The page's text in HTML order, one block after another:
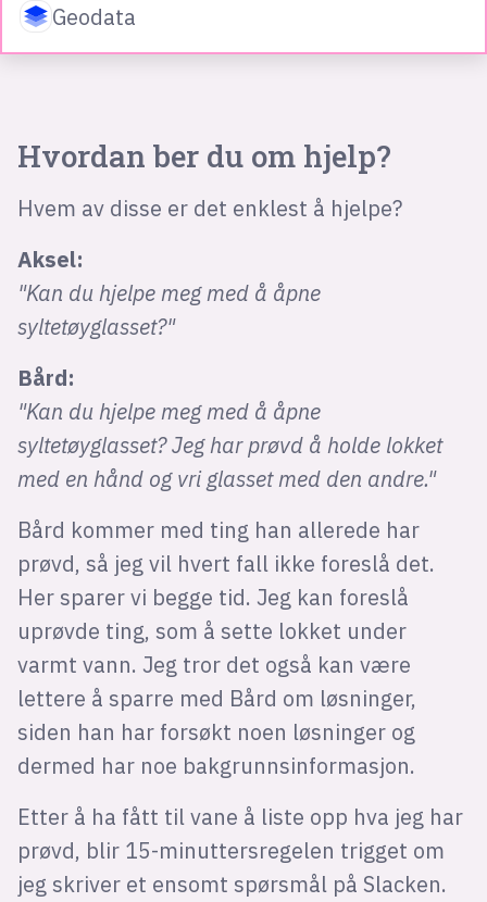
Geodata
Hvordan ber du om hjelp?
Hvem av disse er det enklest å hjelpe?
Aksel:
"Kan du hjelpe meg med å åpne
syltetøyglasset?"
Bård:
"Kan du hjelpe meg med å åpne
syltetøyglasset? Jeg har prøvd å holde lokket
med en hånd og vri glasset med den andre."
Bård kommer med ting han allerede har
prøvd, så jeg vil hvert fall ikke foreslå det.
Her sparer vi begge tid. Jeg kan foreslå
uprøvde ting, som å sette lokket under
varmt vann. Jeg tror det også kan være
lettere å sparre med Bård om løsninger,
siden han har forsøkt noen løsninger og
dermed har noe bakgrunnsinformasjon.
Etter å ha fått til vane å liste opp hva jeg har
prøvd, blir 15-minuttersregelen trigget om
jeg skriver et ensomt spørsmål på Slacken.